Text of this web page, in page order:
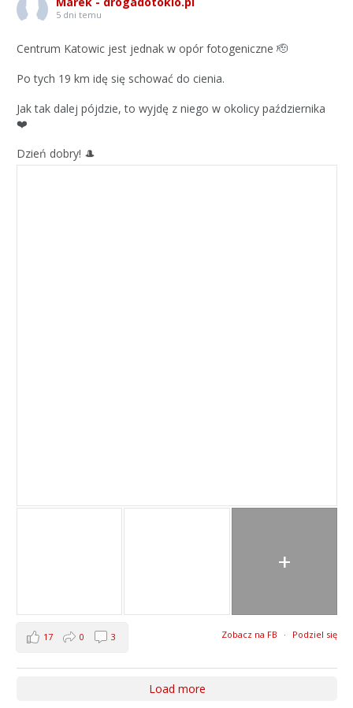
5 dni temu
Centrum Katowic jest jednak w opór fotogeniczne 🫡
Po tych 19 km idę się schować do cienia.
Jak tak dalej pójdzie, to wyjdę z niego w okolicy października
❤️
Dzień dobry! 🎩
+
Zobacz na FB · Podziel się
17 0 3
Load more